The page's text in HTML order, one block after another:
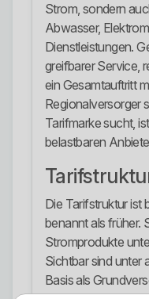
Strom, sondern
Abwasser,
Dienstleistungen.
greifbarer Service,
ein Gesamtauftritt
Regionalversorger
Tarifmarke sucht,
belastbaren
Die Tarifstruktur ist
benannt als früher.
Stromprodukte
Sichtbar sind unter
Basis als